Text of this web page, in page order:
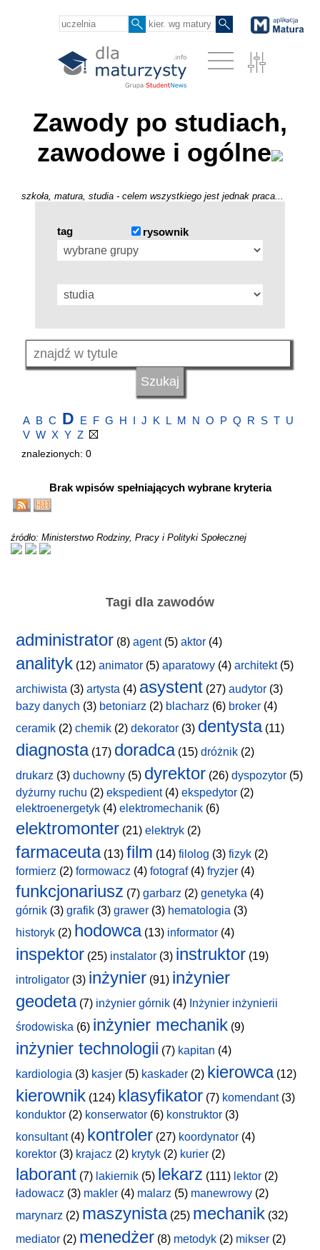
Zawody po studiach,
zawodowe i ogólne
szkoła, matura, studia - celem wszystkiego jest jednak praca...
tag rysownik
A B C D E F G H I J K L M N O P Q R S T U
V W X Y Z
znalezionych: 0
Brak wpisów spełniających wybrane kryteria
źródło: Ministerstwo Rodziny, Pracy i Polityki Społecznej
Tagi dla zawodów
administrator (8) agent(5) aktor (4)
analityk (12) animator (5) aparatowy (4) architekt(5)
archiwista (3) artysta (4) asystent (27) audytor (3)
bazy danych (3) betoniarz (2) blacharz (6) broker (4)
ceramik (2) chemik (2) dekorator (3) dentysta(11)
diagnosta(17) doradca(15) dróżnik (2)
drukarz (3) duchowny (5) dyrektor (26) dyspozytor (5)
dyżurny ruchu (2) ekspedient(4) ekspedytor (2)
elektroenergetyk (4) elektromechanik (6)
elektromonter (21) elektryk (2)
farmaceuta(13) film (14) filolog (3) fizyk (2)
formierz (2) formowacz (4) fotograf(4) fryzjer (4)
funkcjonariusz (7) garbarz (2) genetyka (4)
górnik (3) grafik (3) grawer (3) hematologia (3)
historyk (2) hodowca(13) informator (4)
inspektor (25) instalator (3) instruktor (19)
introligator (3) inżynier (91) inżynier
geodeta(7) inżynier górnik (4) Inżynier inżynierii
środowiska (6) inżynier mechanik (9)
inżynier technologii (7) kapitan (4)
kardiologia (3) kasjer (5) kaskader (2) kierowca(12)
kierownik (124) klasyfikator (7) komendant(3)
konduktor (2) konserwator (6) konstruktor (3)
konsultant(4) kontroler (27) koordynator (4)
korektor (3) krajacz (2) krytyk (2) kurier (2)
laborant (7) lakiernik (5) lekarz (111) lektor (2)
ładowacz (3) makler (4) malarz (5) manewrowy (2)
marynarz (2) maszynista(25) mechanik (32)
mediator (2) menedżer (8) metodyk (2) mikser (2)